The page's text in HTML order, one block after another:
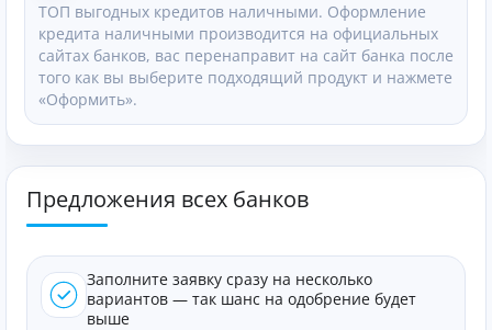
ТОП выгодных кредитов наличными. Оформление
кредита наличными производится на официальных
сайтах банков, вас перенаправит на сайт банка после
того как вы выберите подходящий продукт и нажмете
«Оформить».
Предложения всех банков
Заполните заявку сразу на несколько
вариантов — так шанс на одобрение будет
выше